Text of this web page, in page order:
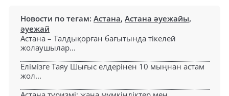
Новости по тегам: Астана, Астана әуежайы,
әуежай
Астана – Талдықорған бағытында тікелей
жолаушылар...
Елімізге Таяу Шығыс елдерінен 10 мыңнан астам
жол...